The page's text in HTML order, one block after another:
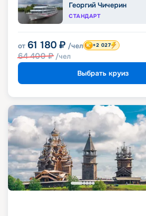
Георгий Чичерин
СТАНДАРТ
от 61 180 ₽ /чел
64 400₽ /чел
+2 027
Выбрать круиз